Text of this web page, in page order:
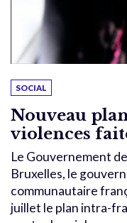
SOCIAL
Nouveau
violences
Le Gouvernement
Bruxelles, le
communautaire
juillet le plan intra-